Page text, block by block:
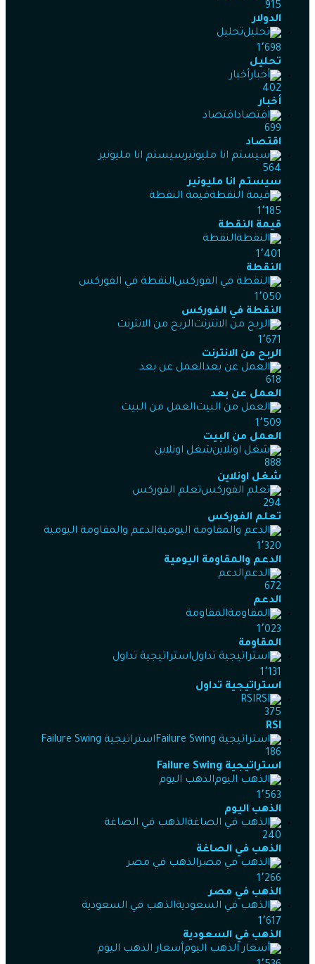
915
الدولار
تحليل
1٬698
تحليل
أخبار
402
أخبار
اقتصاد
699
اقتصاد
سيستم انا مليونير
564
سيستم انا مليونير
قيمة النقطة
1٬185
قيمة النقطة
النقطة
1٬401
النقطة
النقطة في الفوركس
1٬050
النقطة في الفوركس
الربح من الانترنت
1٬671
الربح من الانترنت
العمل عن بعد
618
العمل عن بعد
العمل من البيت
1٬509
العمل من البيت
شغل اونلاين
888
شغل اونلاين
تعلم الفوركس
294
تعلم الفوركس
الدعم والمقاومة اليومية
1٬320
الدعم والمقاومة اليومية
الدعم
672
الدعم
المقاومة
1٬023
المقاومة
استراتيجية تداول
1٬131
استراتيجية تداول
RSI
375
RSI
استراتيجية Failure Swing
186
استراتيجية Failure Swing
الذهب اليوم
1٬563
الذهب اليوم
الذهب في الصاغة
240
الذهب في الصاغة
الذهب في مصر
1٬266
الذهب في مصر
الذهب في السعودية
1٬617
الذهب في السعودية
أسعار الذهب اليوم